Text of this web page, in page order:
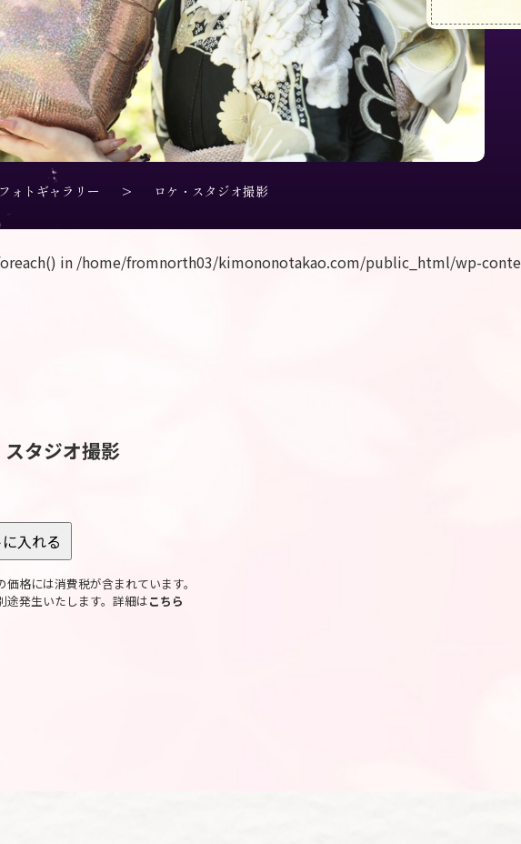
フォトギャラリー > ロケ・スタジオ撮影
in /home/fromnorth03/kimononotakao.com/public_html/wp-
スタジオ撮影
格には消費税が含まれています。
途発生いたします。詳細はこちら